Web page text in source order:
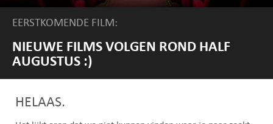
EERSTKOMENDE FILM:
NIEUWE FILMS VOLGEN ROND HALF
AUGUSTUS :)
HELAAS.